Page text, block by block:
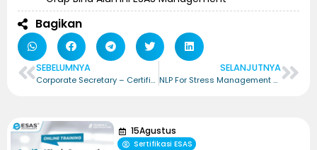
Bagikan
SEBELUMNYA
Corporate Secretary – Certified Corporate Secretary Professional (CCSP)
SELANJUTNYA
NLP For Stress Management – Certified NLP For Stress Management (CNSM)
15Agustus
Sertifikasi ESAS